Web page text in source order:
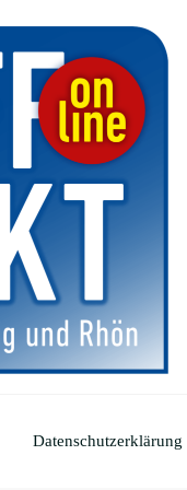
Datenschutzerklärung